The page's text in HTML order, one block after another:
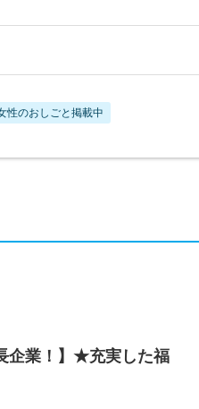
性のおしごと掲載中
企業！】★充実した福